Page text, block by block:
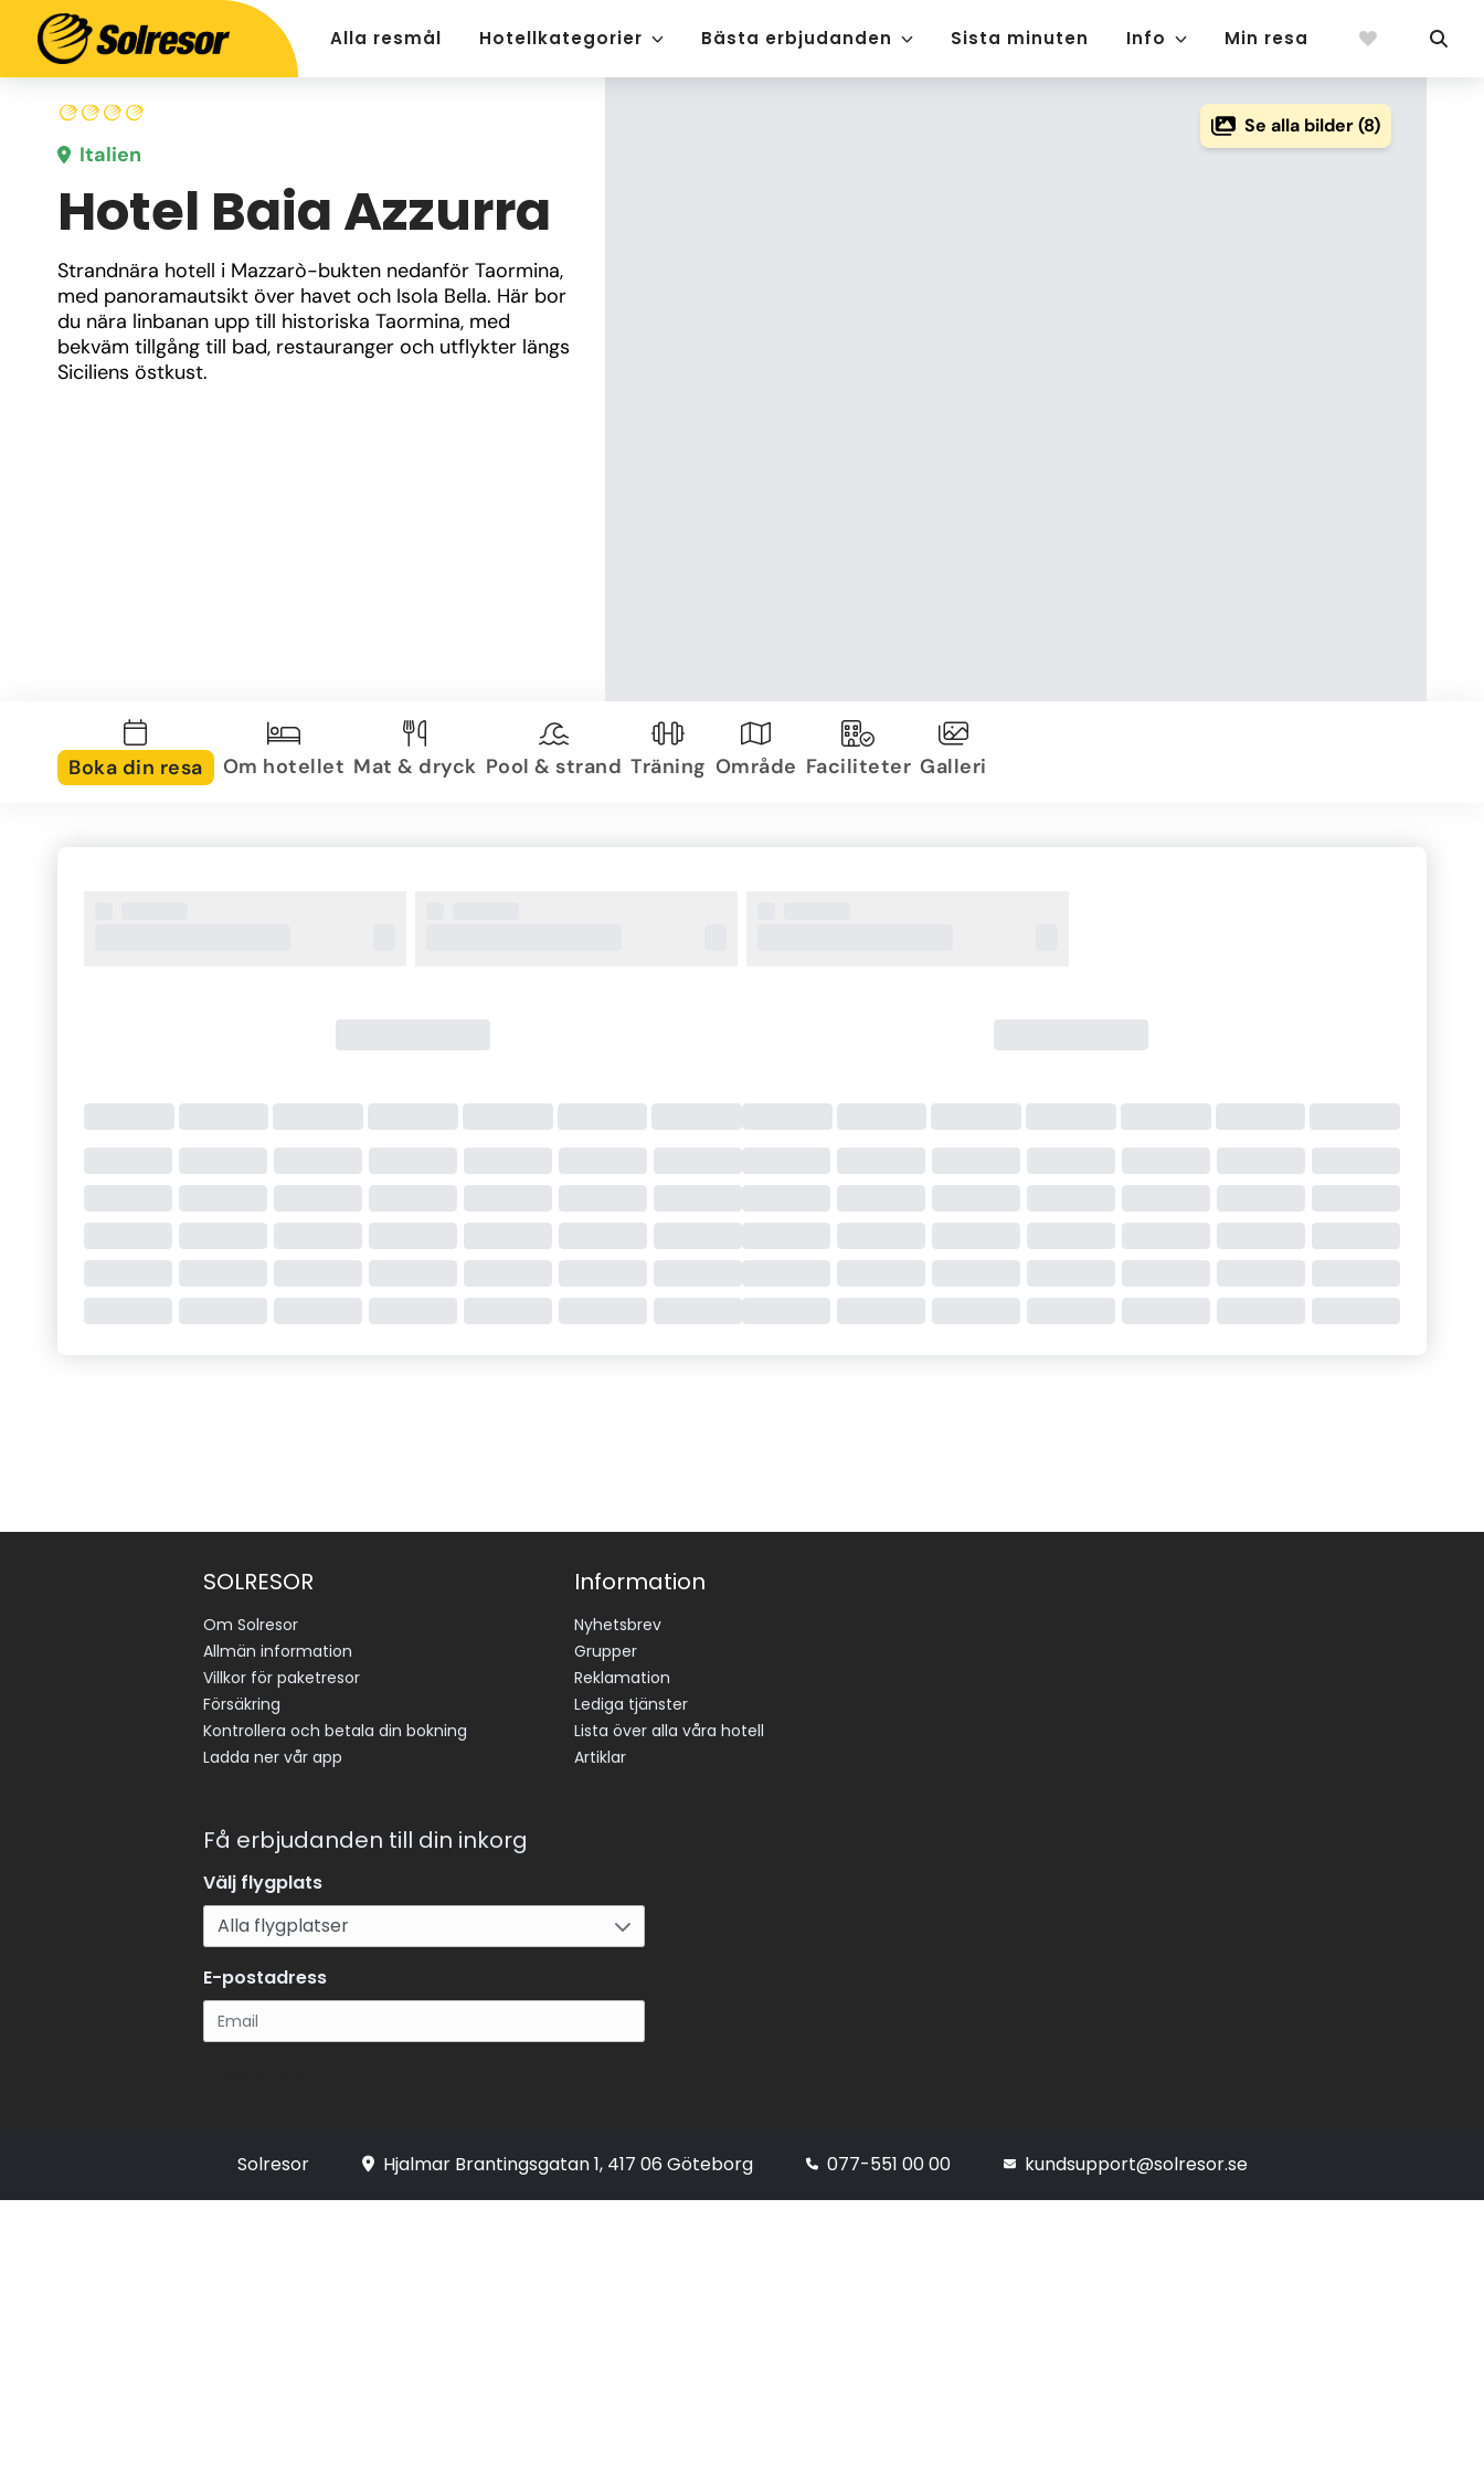
Alla resmål Hotellkategorier Bästa erbjudanden Sista minuten Info Min resa
Italien
Hotel Baia Azzurra
Strandnära hotell i Mazzarò-bukten nedanför Taormina,
med panoramautsikt över havet och Isola Bella. Här bor
du nära linbanan upp till historiska Taormina, med
bekväm tillgång till bad, restauranger och utflykter längs
Siciliens östkust.
Se alla bilder (8)
Boka din resa Om hotellet Mat & dryck Pool & strand Träning Område Faciliteter Galleri
SOLRESOR
Om Solresor
Allmän information
Villkor för paketresor
Försäkring
Kontrollera och betala din bokning
Ladda ner vår app
Information
Nyhetsbrev
Grupper
Reklamation
Lediga tjänster
Lista över alla våra hotell
Artiklar
Få erbjudanden till din inkorg
Välj flygplats
E-postadress
Solresor Hjalmar Brantingsgatan 1, 417 06 Göteborg 077-551 00 00 kundsupport@solresor.se